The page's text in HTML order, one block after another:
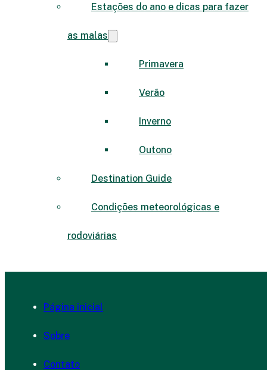
Estações do ano e dicas para fazer
as malas
Primavera
Verão
Inverno
Outono
Destination Guide
Condições meteorológicas e
rodoviárias
Página inicial
Sobre
Contato